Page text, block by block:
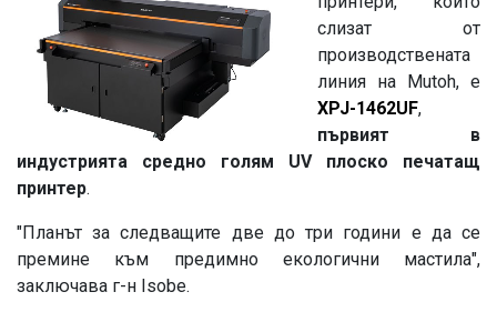
слизат от
производствената
линия на Mutoh, е
XPJ-1462UF,
първият в
индустрията средно голям UV плоско печатащ
принтер.
"Планът за следващите две до три години е да се
премине към предимно екологични мастила",
заключава г-н Isobe.